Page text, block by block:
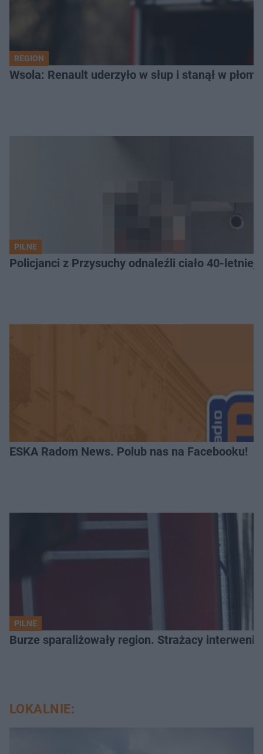
REGION
Wsola: Renault uderzyło w słup i stanął w
PILNE
Policjanci z Przysuchy odnaleźli ciało 40-letniej
ESKA Radom News. Polub nas na Facebooku!
PILNE
Burze sparaliżowały region. Strażacy
LOKALNIE: